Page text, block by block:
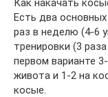
Есть два
раз в неделю (4-6
тренировки (3
первом варианте
живота и 1-2 на
косые.